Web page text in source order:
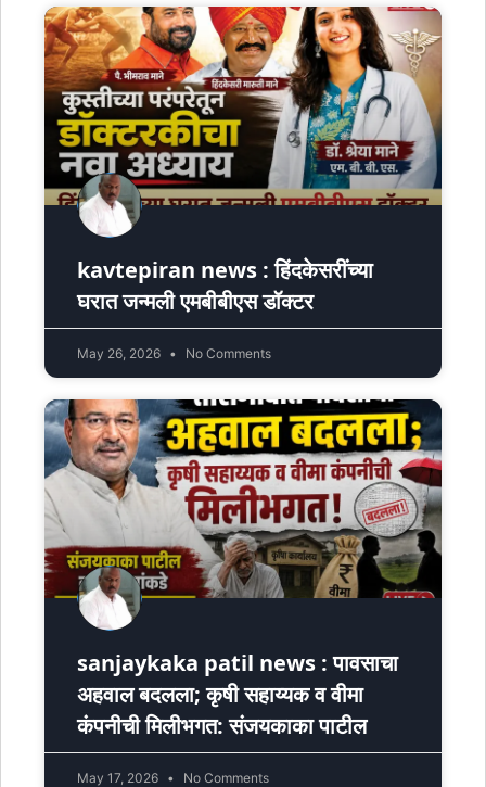
kavtepiran news : हिंदकेसरींच्या
घरात जन्मली एमबीबीएस डॉक्टर
May 26, 2026 No Comments
sanjaykaka patil news : पावसाचा
अहवाल बदलला; कृषी सहाय्यक व वीमा
कंपनीची मिलीभगत: संजयकाका पाटील
May 17, 2026 No Comments